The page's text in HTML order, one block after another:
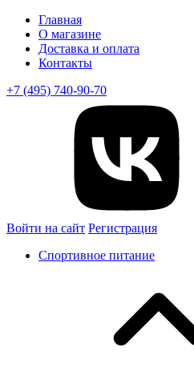
Главная
О магазине
Доставка и оплата
Контакты
+7 (495) 740-90-70
Войти на сайт Регистрация
Спортивное питание